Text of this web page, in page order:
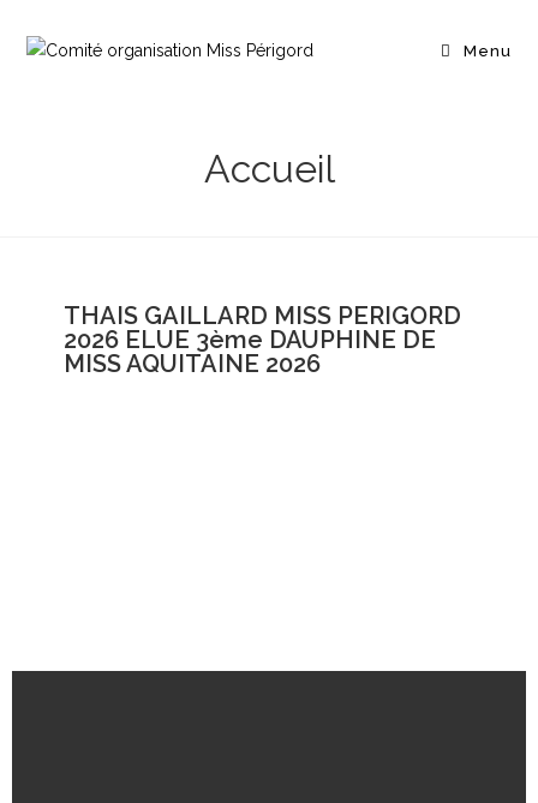
Menu
Accueil
THAIS GAILLARD MISS PERIGORD
2026 ELUE 3ème DAUPHINE DE
MISS AQUITAINE 2026